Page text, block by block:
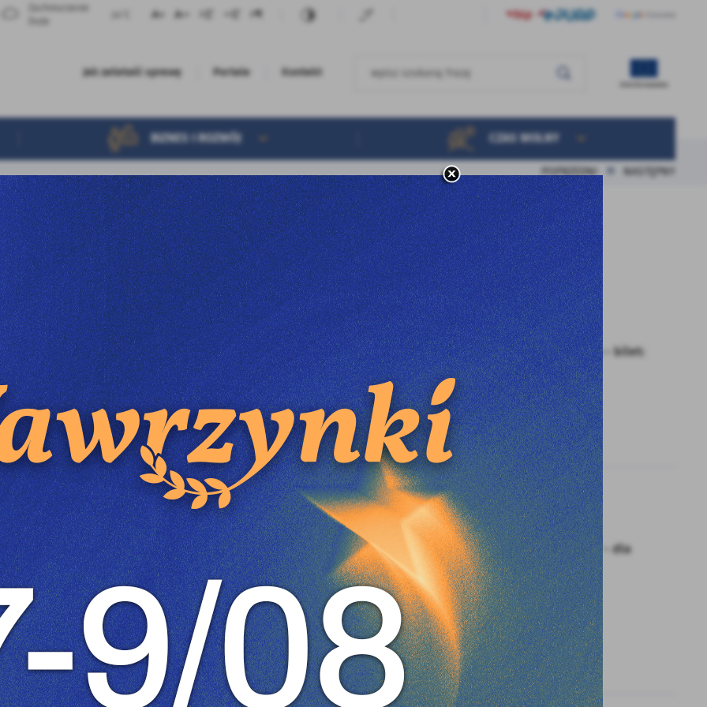
Twoją prywatność. Możesz zmienić ustawienia cookies lub zaakceptować je
W dowolnym momencie możesz dokonać zmiany swoich ustawień.
pliki cookies służą do prawidłowego funkcjonowania strony internetowej i
Ci komfortowe korzystanie z oferowanych przez nas usług.
cookies odpowiadają na podejmowane przez Ciebie działania w celu m.in.
Jak załatwić sprawę
Sprawy według wydziałów
Portale Kontakt
BIZNES I ROZWÓJ CZAS WOLNY
POPRZEDNI NASTĘPNY
POPRZEDNI NASTĘPNY
Pozostałe
wydarzenia
11 - 06 - 2025 Godz. 17:30
Gala Finałowa Akrobreak - bilet:
35 zł
Miejsce: WCK
12 - 06 - 2025 Godz. 09:00
Turniej „Z głową w sieci” - dla
wodzisławskich szkół
podstawowych
Miejsce: Stadion Aleja, ul.
Bogumińska 8